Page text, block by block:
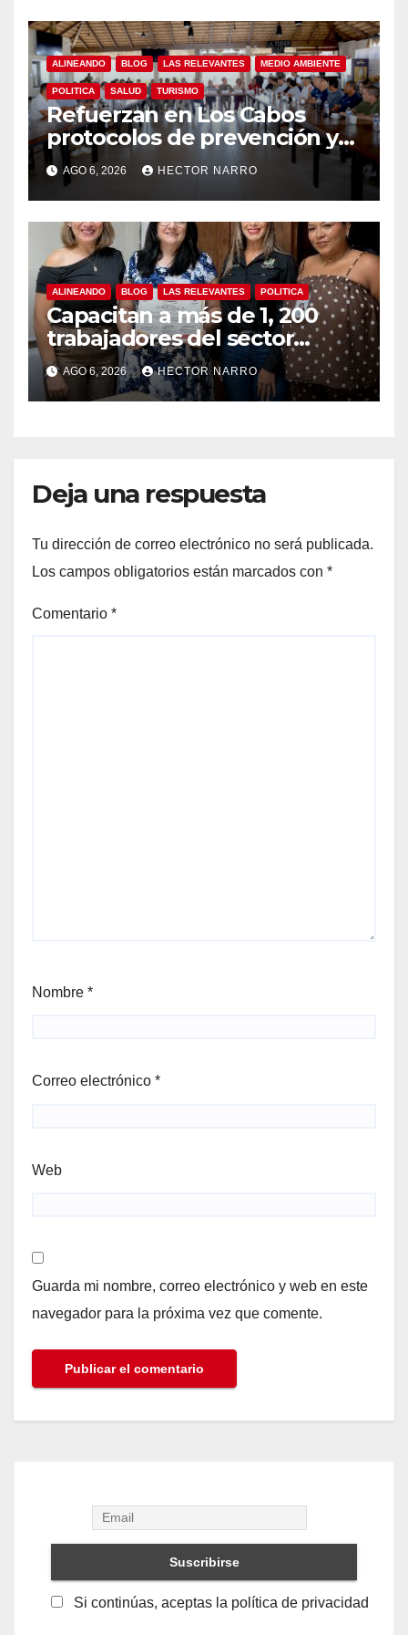
garantiza un destino seguro
ALINEANDO BLOG LAS RELEVANTES MEDIO AMBIENTE
POLITICA SALUD TURISMO
Refuerzan en Los Cabos
protocolos de prevención y
rescate en playas ante oleaje
y temporada de ciclones
AGO 6, 2026 HECTOR NARRO
ALINEANDO BLOG LAS RELEVANTES POLITICA
Capacitan a más de 1, 200
trabajadores del sector
hotelero en derechos
humanos y respeto laboral
en Los Cabos
AGO 6, 2026 HECTOR NARRO
Deja una respuesta
Tu dirección de correo electrónico no será publicada.
Los campos obligatorios están marcados con *
Comentario *
Nombre *
Correo electrónico *
Web
Guarda mi nombre, correo electrónico y web en este
navegador para la próxima vez que comente.
Si continúas, aceptas la política de privacidad